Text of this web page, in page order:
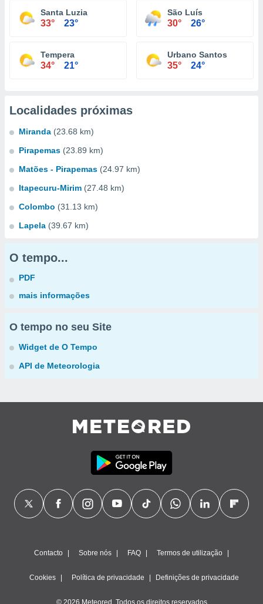
Santa Luzia
33° 23°
São Luís
30° 26°
Tempera
34° 21°
Urbano Santos
35° 24°
Localidades próximas
Miranda (23.68 km)
Pirapemas (23.89 km)
Matões - Pirapemas (24.97 km)
Itapecuru-Mirim (27.48 km)
Colombo (31.13 km)
Lapela (39.67 km)
O tempo...
PDF
mais informações
O tempo no seu Site
Widget de O Tempo
API de Meteorologia
Contacto Sobre nós FAQ Termos de utilização
Cookies Política de privacidade Definições de privacidade
© 2026 Meteored. Todos os direitos reservados